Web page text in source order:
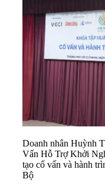
Doanh nhân Huỳnh
Vấn Hỗ Trợ Khởi
tạo cố vấn và hành
Bộ